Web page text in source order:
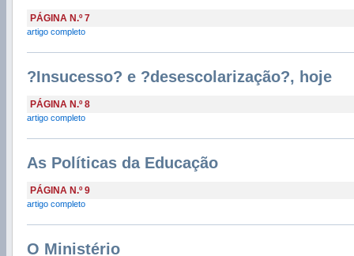
PÁGINA N.º 7
artigo completo
?Insucesso? e ?desescolarização?, hoje
PÁGINA N.º 8
artigo completo
As Políticas da Educação
PÁGINA N.º 9
artigo completo
O Ministério